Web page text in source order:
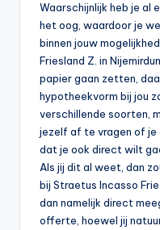
Waarschijnlijk heb je al
het oog, waardoor je
binnen jouw
Friesland Z. in
papier gaan zetten,
hypotheekvorm bij jou
verschillende soorten,
jezelf af te vragen of je
dat je ook direct wilt
Als jij dit al weet, dan
bij Straetus Incasso
dan namelijk direct
offerte, hoewel jij